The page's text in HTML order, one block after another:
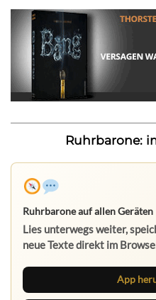
Ruhrbarone:
Ruhrbarone auf allen Geräten
Lies unterwegs weiter,
neue Texte direkt im
App